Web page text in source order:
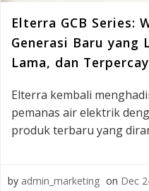
Elterra GCB Series:
Generasi Baru yang
Lama, dan
Elterra kembali
pemanas air elektrik
produk terbaru yang
by admin_marketing on Dec